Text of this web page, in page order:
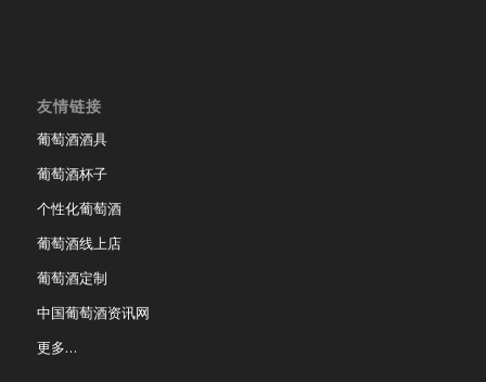
友情链接
葡萄酒酒具
葡萄酒杯子
个性化葡萄酒
葡萄酒线上店
葡萄酒定制
中国葡萄酒资讯网
更多…